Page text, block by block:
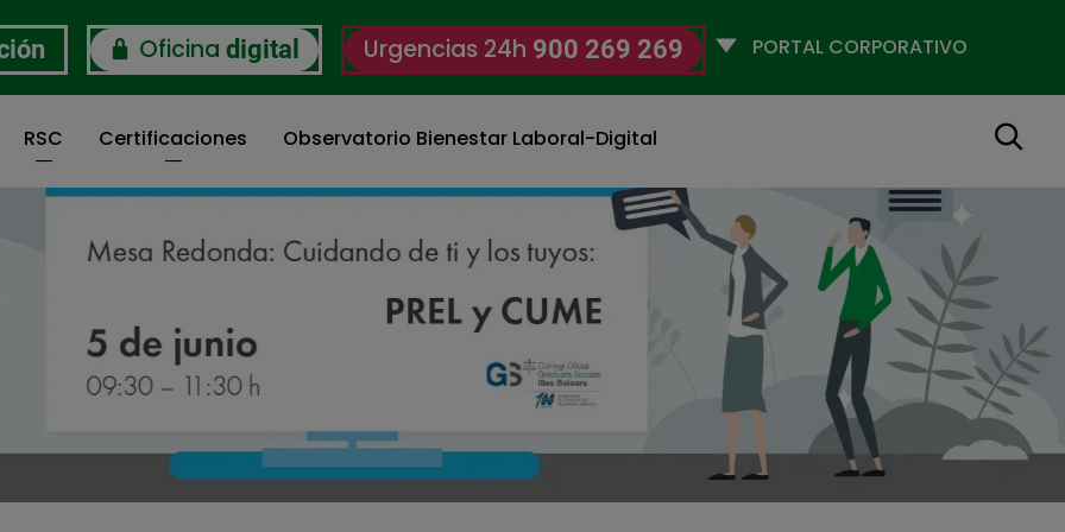
Oficina digital Urgencias 24h 900 269 269
Selecciona
RSC Certificaciones Observatorio Bienestar Laboral-Digital Buscar